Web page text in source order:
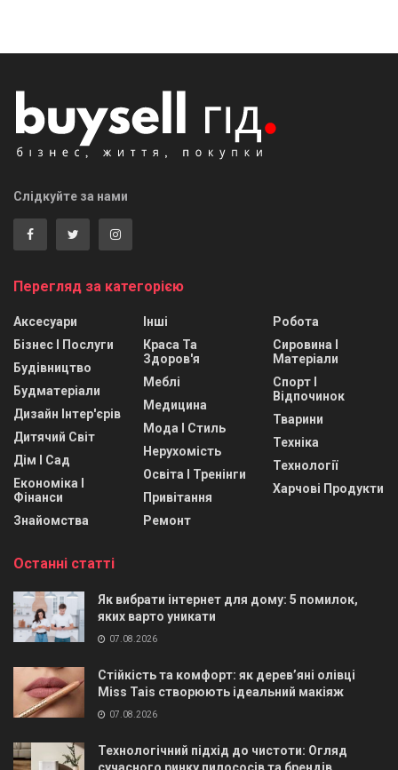
Слідкуйте за нами
Перегляд за категорією
Аксесуари
Бізнес І Послуги
Будівництво
Будматеріали
Дизайн Інтер'єрів
Дитячий Світ
Дім І Сад
Економіка І
Фінанси
Знайомства
Інші
Краса Та
Здоров'я
Меблі
Медицина
Мода І Стиль
Нерухомість
Освіта І Тренінги
Привітання
Ремонт
Робота
Сировина І
Матеріали
Спорт І
Відпочинок
Тварини
Техніка
Технології
Харчові Продукти
Останні статті
Як вибрати інтернет для дому: 5 помилок,
яких варто уникати
07.08.2026
Стійкість та комфорт: як дерев’яні олівці
Miss Tais створюють ідеальний макіяж
07.08.2026
Технологічний підхід до чистоти: Огляд
сучасного ринку пилососів та брендів